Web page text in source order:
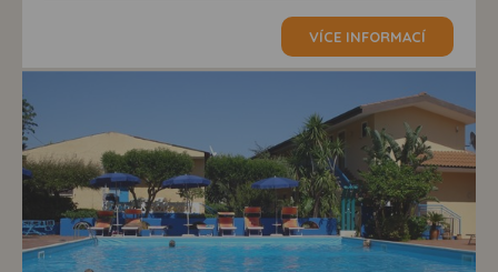
VÍCE INFORMACÍ